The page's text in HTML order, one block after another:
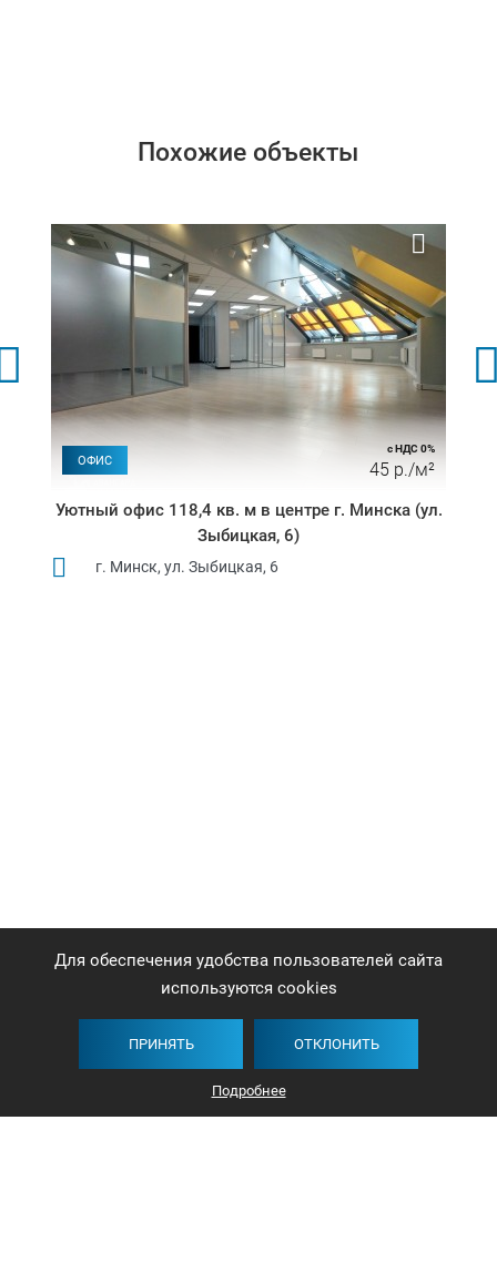
Похожие объекты
ОФИС
с НДС 0%
45 р./м²
Уютный офис 118,4 кв. м в центре г. Минска (ул.
Зыбицкая, 6)
г. Минск, ул. Зыбицкая, 6
Для обеспечения удобства пользователей сайта
используются cookies
ПРИНЯТЬ ОТКЛОНИТЬ
Подробнее